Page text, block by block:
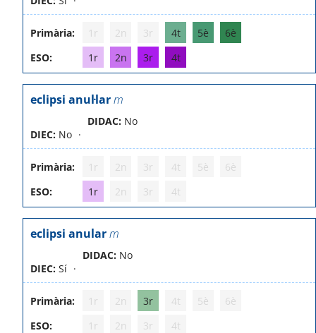
Primària: 1r 2n 3r 4t 5è
6è
ESO:
1r 2n 3r 4t
eclipsi anul·larm
DIEC: No
DIDAC: No
Primària: 1r 2n 3r 4t 5è
6è
ESO:
1r 2n 3r 4t
eclipsi anularm
DIEC: Sí
DIDAC: No
Primària: 1r 2n 3r 4t 5è
6è
ESO:
1r 2n 3r 4t